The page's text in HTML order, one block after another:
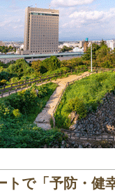
トで「予防・健